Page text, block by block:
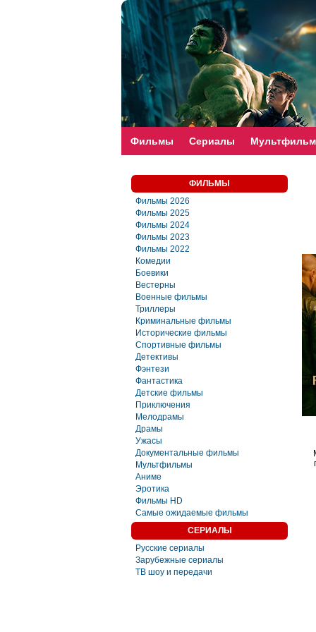
faste-torrent.com
Фильмы Сериалы
ФИЛЬМЫ
Фильмы 2026
Фильмы 2025
Фильмы 2024
Фильмы 2023
Фильмы 2022
Комедии
Боевики
Вестерны
Военные фильмы
Триллеры
Криминальные фильмы
Исторические фильмы
Спортивные фильмы
Детективы
Фэнтези
Фaнтастика
Детские фильмы
Приключения
Мелодрамы
Драмы
Ужасы
Документальные фильмы
Мультфильмы
Аниме
Эротика
Фильмы HD
Самые ожидаемые фильмы
СЕРИАЛЫ
Русские сериалы
Зарубежные сериалы
ТВ шоу и передачи